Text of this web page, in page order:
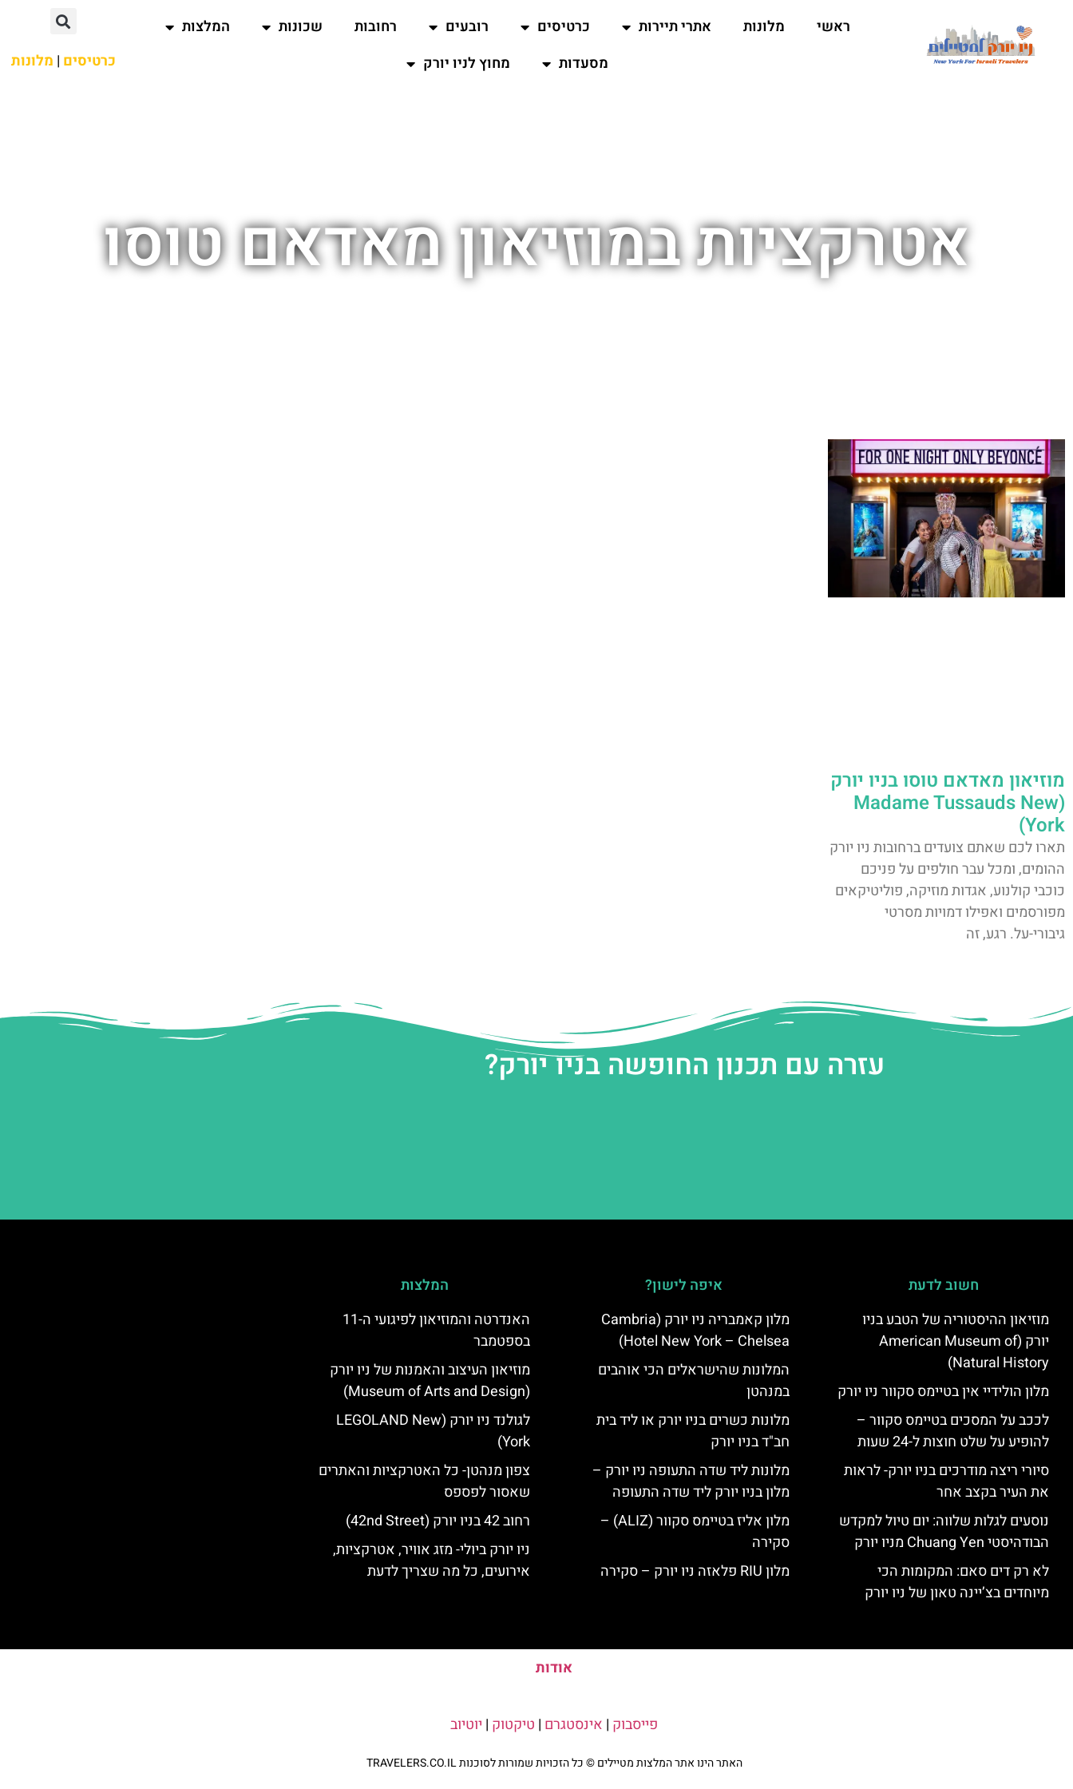
ראשי מלונות אתרי תיירות כרטיסים רובעים רחובות שכונות
המלצות
מסעדות
מחוץ לניו יורק כרטיסים | מלונות
אטרקציות במוזיאון מאדאם טוסו
מוזיאון מאדאם טוסו בניו יורק
(Madame Tussauds New
York)
תארו לכם שאתם צועדים ברחובות ניו יורק
ההומים, ומכל עבר חולפים על פניכם
כוכבי קולנוע, אגדות מוזיקה, פוליטיקאים
מפורסמים ואפילו דמויות מסרטי
גיבורי-על. רגע, זה
עזרה עם תכנון החופשה בניו יורק?
חשוב לדעת
מוזיאון ההיסטוריה של הטבע בניו
יורק (American Museum of
Natural History)
מלון הולידיי אין בטיימס סקוור ניו יורק
לככב על המסכים בטיימס סקוור –
להופיע על שלט חוצות ל-24 שעות
סיורי ריצה מודרכים בניו יורק- לראות
את העיר בקצב אחר
נוסעים לגלות שלווה: יום טיול למקדש
הבודהיסטי Chuang Yen מניו יורק
לא רק דים סאם: המקומות הכי
מיוחדים בצ’יינה טאון של ניו יורק
איפה לישון?
מלון קאמבריה ניו יורק (Cambria
Hotel New York – Chelsea)
המלונות שהישראלים הכי אוהבים
במנהטן
מלונות כשרים בניו יורק או ליד בית
חב"ד בניו יורק
מלונות ליד שדה התעופה ניו יורק –
מלון בניו יורק ליד שדה התעופה
מלון אליז בטיימס סקוור (ALIZ) –
סקירה
מלון RIU פלאזה ניו יורק – סקירה
המלצות
האנדרטה והמוזיאון לפיגועי ה-11
בספטמבר
מוזיאון העיצוב והאמנות של ניו יורק
(Museum of Arts and Design)
לגולנד ניו יורק (LEGOLAND New
York)
צפון מנהטן- כל האטרקציות והאתרים
שאסור לפספס
רחוב 42 בניו יורק (42nd Street)
ניו יורק ביולי- מזג אוויר, אטרקציות,
אירועים, כל מה שצריך לדעת
אודות
פייסבוק | אינסטגרם | טיקטוק | יוטיוב
האתר הינו אתר המלצות מטיילים © כל הזכויות שמורות לסוכנות TRAVELERS.CO.IL